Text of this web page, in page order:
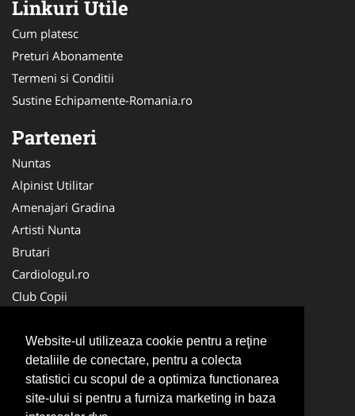
Website-ul utilizeaza cookie pentru a reţine
detaliile de conectare, pentru a colecta
statistici cu scopul de a optimiza functionarea
site-ului si pentru a furniza marketing in baza
Linkuri Utile
Cum platesc
Preturi Abonamente
Termeni si Conditii
Sustine Echipamente-Romania.ro
Parteneri
Nuntas
Alpinist Utilitar
Amenajari Gradina
Artisti Nunta
Brutari
Cardiologul.ro
Club Copii
Ambalaje Romania
Cabinet-Individual.ro
CentruInchirieri.ro
Cursuri Romania